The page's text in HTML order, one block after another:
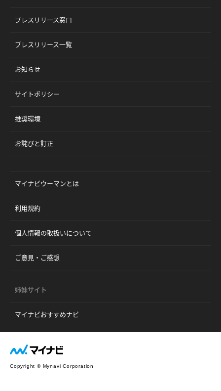
プレスリリース窓口
プレスリリース一覧
お知らせ
サイトポリシー
推奨環境
お詫びと訂正
マイナビウーマンとは
利用規約
個人情報の取扱いについて
ご意見・ご感想
姉妹サイト
マイナビおすすめナビ
Copyright © Mynavi Corporation